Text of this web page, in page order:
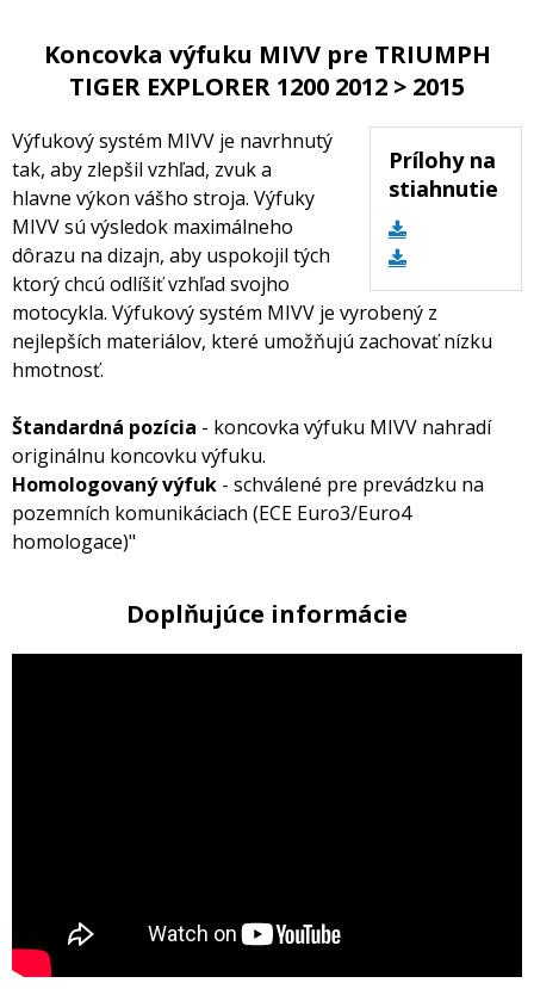
Koncovka výfuku MIVV pre TRIUMPH
TIGER EXPLORER 1200 2012 > 2015
Prílohy na
stiahnutie
Výfukový systém MIVV je navrhnutý
tak, aby zlepšil vzhľad, zvuk a
hlavne výkon vášho stroja. Výfuky
MIVV sú výsledok maximálneho
dôrazu na dizajn, aby uspokojil tých
ktorý chcú odlíšiť vzhľad svojho
motocykla. Výfukový systém MIVV je vyrobený z
nejlepších materiálov, které umožňujú zachovať nízku
hmotnosť.
Štandardná pozícia - koncovka výfuku MIVV nahradí
originálnu koncovku výfuku.
Homologovaný výfuk - schválené pre prevádzku na
pozemních komunikáciach (ECE Euro3/Euro4
homologace)"
Doplňujúce informácie